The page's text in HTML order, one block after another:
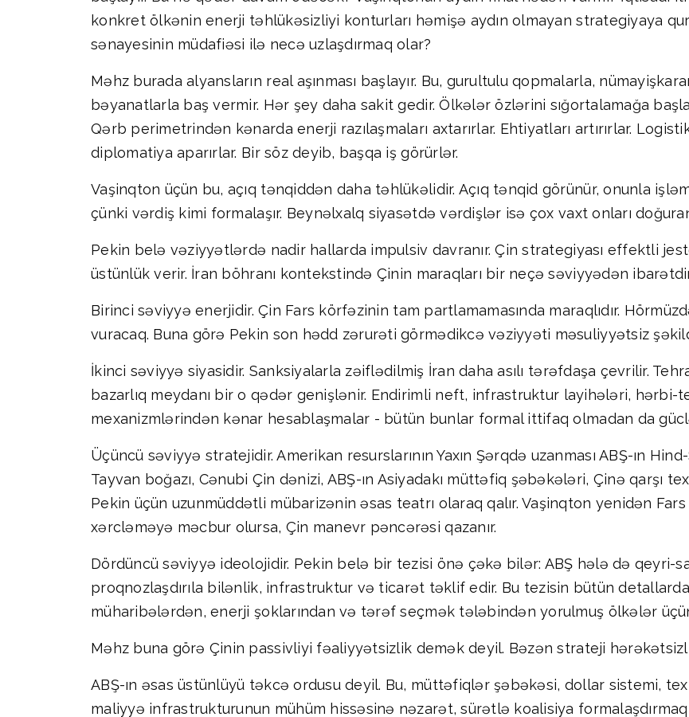
konkret ölkənin enerji təhlükəsizliyi konturları həmişə aydın olmayan strategiyaya
sənayesinin müdafiəsi ilə necə uzlaşdırmaq olar?
Məhz burada alyansların real aşınması başlayır. Bu, gurultulu qopmalarla,
bəyanatlarla baş vermir. Hər şey daha sakit gedir. Ölkələr özlərini sığortalamağa
Qərb perimetrindən kənarda enerji razılaşmaları axtarırlar. Ehtiyatları artırırlar.
diplomatiya aparırlar. Bir söz deyib, başqa iş görürlər.
Vaşinqton üçün bu, açıq tənqiddən daha təhlükəlidir. Açıq tənqid görünür, onunla
çünki vərdiş kimi formalaşır. Beynəlxalq siyasətdə vərdişlər isə çox vaxt onları
Pekin belə vəziyyətlərdə nadir hallarda impulsiv davranır. Çin strategiyası effektli
üstünlük verir. İran böhranı kontekstində Çinin maraqları bir neçə səviyyədən
Birinci səviyyə enerjidir. Çin Fars körfəzinin tam partlamamasında maraqlıdır.
vuracaq. Buna görə Pekin son hədd zərurəti görmədikcə vəziyyəti məsuliyyətsiz
İkinci səviyyə siyasidir. Sanksiyalarla zəiflədilmiş İran daha asılı tərəfdaşa çevrilir.
bazarlıq meydanı bir o qədər genişlənir. Endirimli neft, infrastruktur layihələri, hərbi-
mexanizmlərindən kənar hesablaşmalar - bütün bunlar formal ittifaq olmadan da
Üçüncü səviyyə stratejidir. Amerikan resurslarının Yaxın Şərqdə uzanması ABŞ-ın
Tayvan boğazı, Cənubi Çin dənizi, ABŞ-ın Asiyadakı müttəfiq şəbəkələri, Çinə qarşı
Pekin üçün uzunmüddətli mübarizənin əsas teatrı olaraq qalır. Vaşinqton yenidən
xərcləməyə məcbur olursa, Çin manevr pəncərəsi qazanır.
Dördüncü səviyyə ideolojidir. Pekin belə bir tezisi önə çəkə bilər: ABŞ hələ də qeyri-
proqnozlaşdırıla bilənlik, infrastruktur və ticarət təklif edir. Bu tezisin bütün
müharibələrdən, enerji şoklarından və tərəf seçmək tələbindən yorulmuş ölkələr
Məhz buna görə Çinin passivliyi fəaliyyətsizlik demək deyil. Bəzən strateji
ABŞ-ın əsas üstünlüyü təkcə ordusu deyil. Bu, müttəfiqlər şəbəkəsi, dollar sistemi,
maliyyə infrastrukturunun mühüm hissəsinə nəzarət, sürətlə koalisiya